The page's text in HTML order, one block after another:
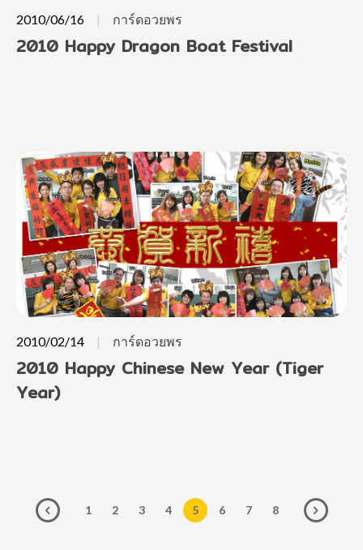
2010/06/16 การ์ดอวยพร
2010 Happy Dragon Boat Festival
2010/02/14 การ์ดอวยพร
2010 Happy Chinese New Year (Tiger
Year)
1 2 3 4 5 6 7 8